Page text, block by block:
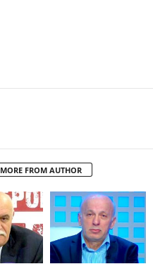
MORE FROM AUTHOR